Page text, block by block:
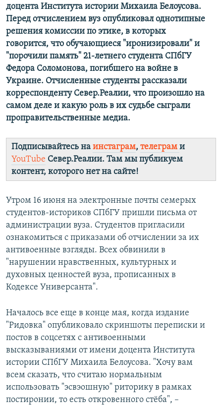
доцента Института истории Михаила Белоусова.
Перед отчислением вуз опубликовал однотипные
решения комиссии по этике, в которых
говорится, что обучающиеся "иронизировали" и
"порочили память" 21-летнего студента СПбГУ
Федора Соломонова, погибшего на войне в
Украине. Отчисленные студенты рассказали
корреспонденту Север.Реалии, что произошло на
самом деле и какую роль в их судьбе сыграли
проправительственные медиа.
Подписывайтесь на инстаграм, телеграм и
YouTube Север.Реалии. Там мы публикуем
контент, которого нет на сайте!
Утром 16 июня на электронные почты семерых
студентов-историков СПбГУ пришли письма от
администрации вуза. Студентов пригласили
ознакомиться с приказами об отчислении за их
антивоенные взгляды. Всех обвинили в
"нарушении нравственныx, культурныx и
дуxовныx ценностей вуза, прописанных в
Кодексе Универсанта".
Началось все еще в конце мая, когда издание
"Ридовка" опубликовало скриншоты переписки и
постов в соцсетяx с антивоенными
высказываниями от имени доцента Института
истории СПбГУ Михаила Белоусова. "Хочу вам
всем сказать, что считаю нормальным
использовать "эсвэошную" риторику в рамках
постиронии, то есть откровенного стёба", –